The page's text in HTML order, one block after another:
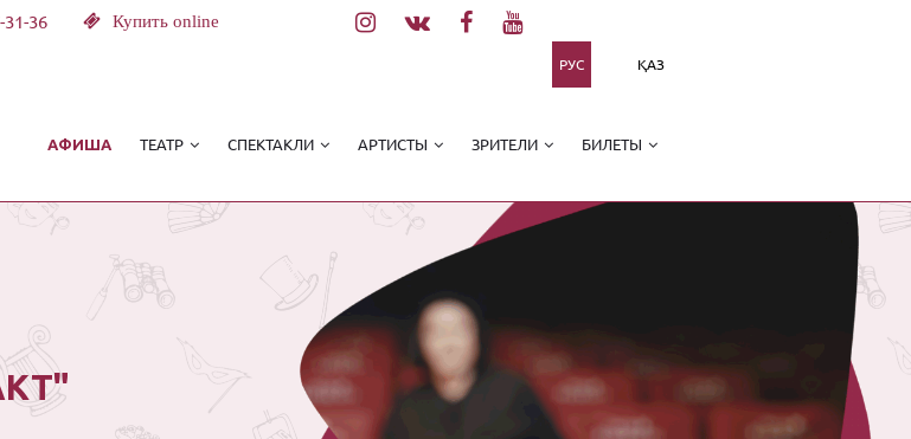
31-36 Купить online
РУС ҚАЗ
АФИША ТЕАТР СПЕКТАКЛИ АРТИСТЫ ЗРИТЕЛИ БИЛЕТЫ